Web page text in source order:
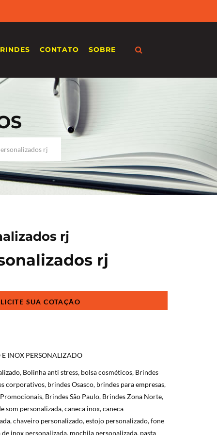
CONTATO SOBRE
rj
rj
rj
INOX PERSONALIZADO
, Bolinha anti stress, bolsa cosméticos, Brindes
corporativos, brindes Osasco, brindes para empresas,
, Brindes São Paulo, Brindes Zona Norte,
som personalizada,caneca inox,caneca
,chaveiro personalizado,estojo personalizado,fone
inox personalizada, mochila personalizada, pasta